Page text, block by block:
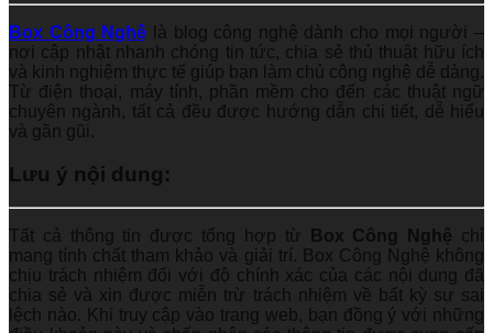
Box Công Nghệ là blog công nghệ dành cho mọi người –
nơi cập nhật nhanh chóng tin tức, chia sẻ thủ thuật hữu ích
và kinh nghiệm thực tế giúp bạn làm chủ công nghệ dễ dàng.
Từ điện thoại, máy tính, phần mềm cho đến các thuật ngữ
chuyên ngành, tất cả đều được hướng dẫn chi tiết, dễ hiểu
và gần gũi.
Lưu ý nội dung:
Tất cả thông tin được tổng hợp từ Box Công Nghệ chỉ
mang tính chất tham khảo và giải trí. Box Công Nghệ không
chịu trách nhiệm đối với độ chính xác của các nội dung đã
chia sẻ và xin được miễn trừ trách nhiệm về bất kỳ sự sai
lệch nào. Khi truy cập vào trang web, bạn đồng ý với những